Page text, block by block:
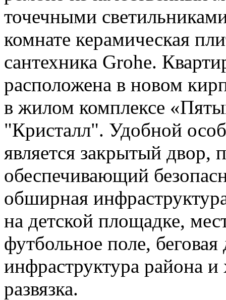
точечными
комнате керамическая
сантехника Grohe.
расположена в новом
в жилом комплексе
"Кристалл". Удобной
является закрытый двор,
обеспечивающий
обширная
на детской площадке,
футбольное поле,
инфраструктура района
развязка.